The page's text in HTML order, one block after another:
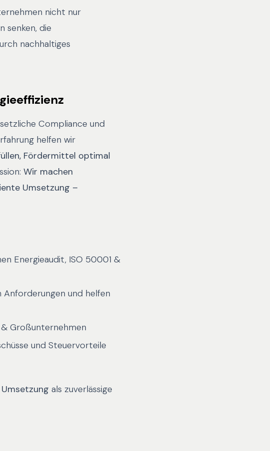
nicht nur
senken, die
nachhaltiges
Compliance und
helfen wir
Fördermittel optimal
Wir machen
Umsetzung –
Energieaudit, ISO 50001 &
Anforderungen und helfen
Großunternehmen
und Steuervorteile
als zuverlässige